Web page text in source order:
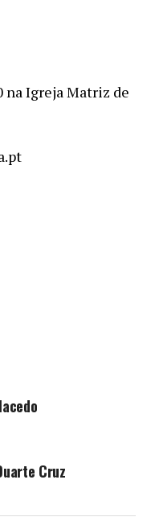
na Igreja Matriz de
Cruz